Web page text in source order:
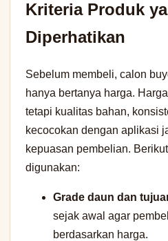
Kriteria Produk
Diperhatikan
Sebelum membeli, calon
hanya bertanya harga.
tetapi kualitas bahan,
kecocokan dengan aplikasi
kepuasan pembelian.
digunakan:
Grade daun dan
sejak awal agar
berdasarkan harga.